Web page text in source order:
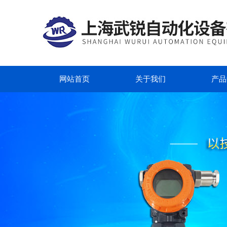
网站首页 关于我们 产